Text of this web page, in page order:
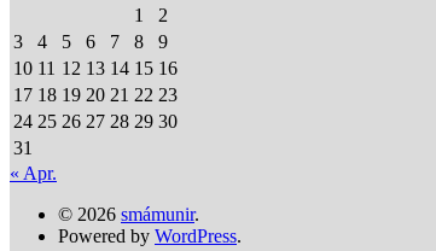
1
2
3
4 5 6 7 8
9
10 11 12 13 14 15 16
17 18 19 20 21 22 23
24 25 26 27 28 29 30
31
« Apr.
© 2026 smámunir.
Powered by WordPress.